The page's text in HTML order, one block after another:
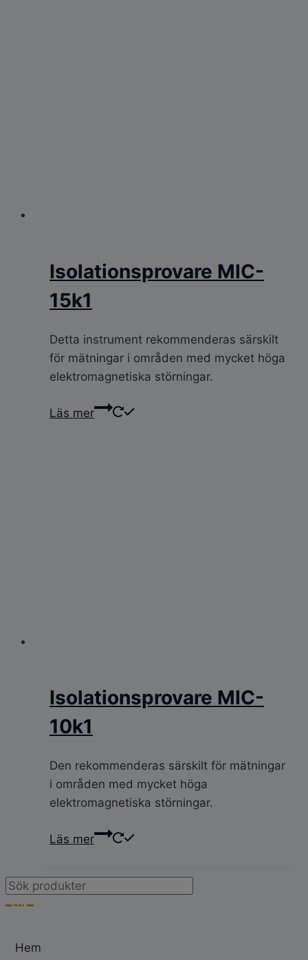
Isolationsprovare MIC-
15k1
Detta instrument rekommenderas särskilt
för mätningar i områden med mycket höga
elektromagnetiska störningar.
Läs mer
Isolationsprovare MIC-
10k1
Den rekommenderas särskilt för mätningar
i områden med mycket höga
elektromagnetiska störningar.
Läs mer
Products
search
SÖK
Hem